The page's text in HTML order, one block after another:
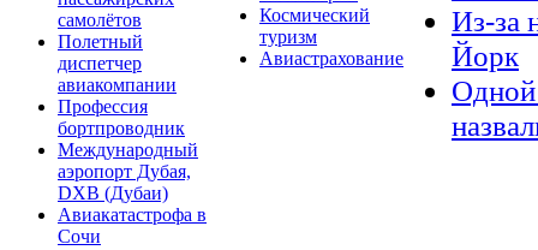
самолётов
Полетный
диспетчер
авиакомпании
Профессия
бортпроводник
Международный
аэропорт Дубая,
DXB (Дубаи)
Авиакатастрофа в
Сочи
Космический
туризм
Авиастрахование
Из-за
Йорк
Одной